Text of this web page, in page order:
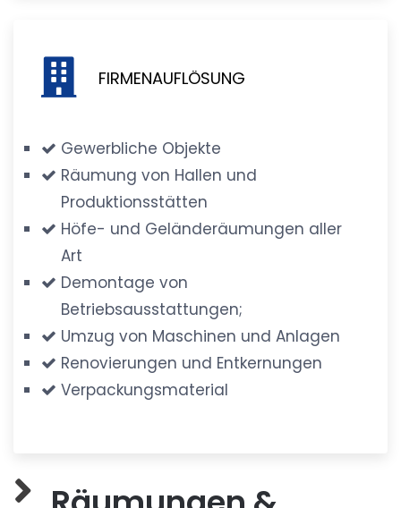
FIRMENAUFLÖSUNG
Gewerbliche Objekte
Räumung von Hallen und
Produktionsstätten
Höfe- und Geländeräumungen aller
Art
Demontage von
Betriebsausstattungen;
Umzug von Maschinen und Anlagen
Renovierungen und Entkernungen
Verpackungsmaterial